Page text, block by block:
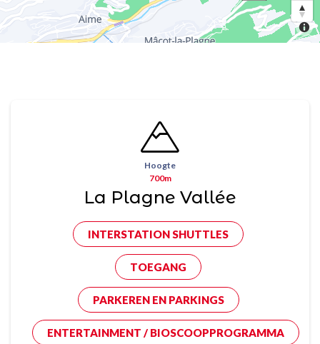
Hoogte
700m
La Plagne Vallée
INTERSTATION SHUTTLES
TOEGANG
PARKEREN EN PARKINGS
ENTERTAINMENT / BIOSCOOPPROGRAMMA